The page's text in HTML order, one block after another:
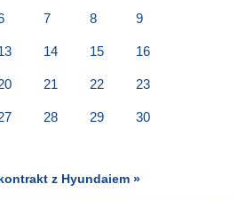
7 8 9
14 15 16
21 22 23
28 29 30
z Hyundaiem »